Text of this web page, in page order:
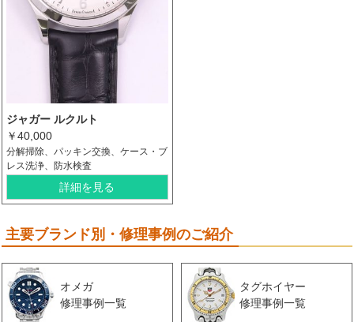
ジャガー ルクルト
￥40,000
分解掃除、パッキン交換、ケース・ブ
レス洗浄、防水検査
詳細を見る
主要ブランド別・修理事例のご紹介
オメガ
修理事例一覧
タグホイヤー
修理事例一覧